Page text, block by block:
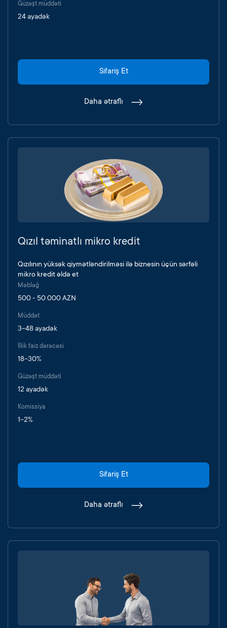
Güzəşt müddəti
24 ayadək
Sifariş Et
Daha ətraflı
Qızıl təminatlı mikro kredit
Qızılının yüksək qiymətləndirilməsi ilə biznesin üçün sərfəli
mikro kredit əldə et
Məbləğ
500 - 50 000 AZN
Müddət
3-48 ayadək
İllik faiz dərəcəsi
18-30%
Güzəşt müddəti
12 ayadək
Komissiya
1-2%
Sifariş Et
Daha ətraflı